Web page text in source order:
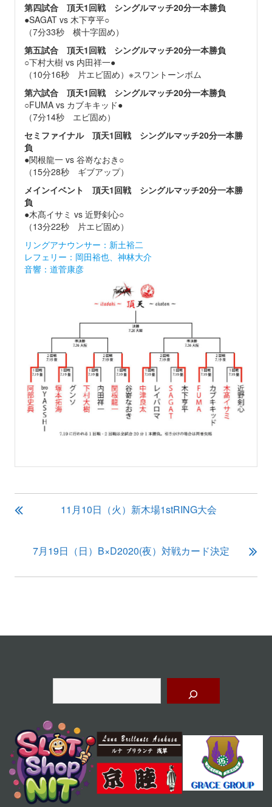
第四試合
頂天1回戦 シングルマッチ20分一本勝負
●SAGAT vs 木下亨平○
（7分33秒 横十字固め）
第五試合
頂天1回戦 シングルマッチ20分一本勝負
○下村大樹 vs 内田祥一●
（10分16秒 片エビ固め）※スワントーンボム
第六試合
頂天1回戦 シングルマッチ20分一本勝負
○FUMA vs カブキキッド●
（7分14秒 エビ固め）
セミファイナル
頂天1回戦 シングルマッチ20分一本勝
負
●関根龍一 vs 谷嵜なおき○
（15分28秒 ギブアップ）
メインイベント
頂天1回戦 シングルマッチ20分一本勝
負
●木髙イサミ vs 近野剣心○
（13分22秒 片エビ固め）
リングアナウンサー：新土裕二
レフェリー：岡田裕也、神林大介
音響：道菅康彦
投
稿
ゲ
ョ
11月10日（火）新木場1stRING大会
7月19日（日）B×D2020(夜）対戦カード決定